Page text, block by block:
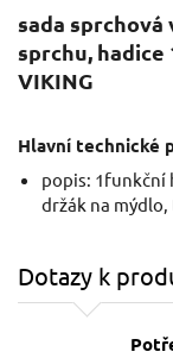
sada
sprchu, hadice
VIKING
Hlavní technické
popis: 1funkční
držák na mýdlo,
Dotazy k